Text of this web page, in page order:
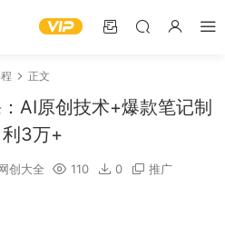
正文
AI原创技术+爆款笔记制
3万+
创大全 110 0 推广